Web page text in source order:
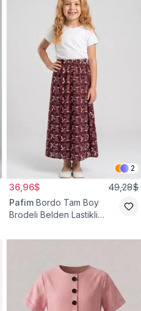
2
36,96$ 49,28$
Pafim Bordo Tam Boy
Brodeli Belden Lastikli